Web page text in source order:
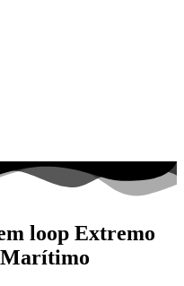
loop Extremo